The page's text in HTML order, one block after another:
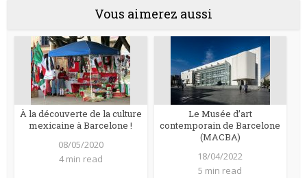
Vous aimerez aussi
À la découverte de la culture
mexicaine à Barcelone !
08/05/2020
4 min read
Le Musée d’art
contemporain de Barcelone
(MACBA)
18/04/2022
5 min read